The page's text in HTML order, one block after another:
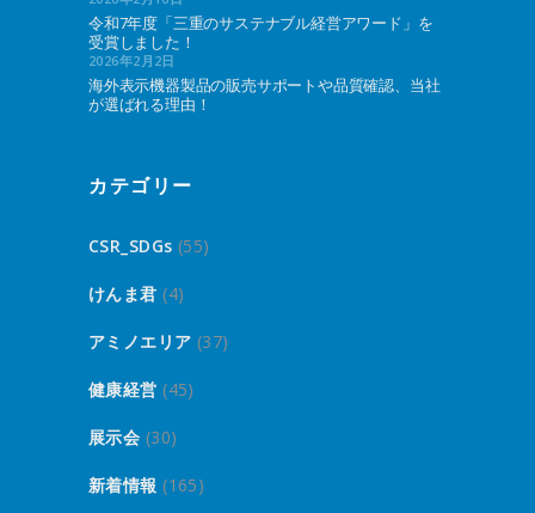
令和7年度「三重のサステナブル経営アワード」を
受賞しました！
2026年2月2日
海外表示機器製品の販売サポートや品質確認、当社
が選ばれる理由！
カテゴリー
CSR_SDGs (55)
けんま君 (4)
アミノエリア (37)
健康経営 (45)
展示会 (30)
新着情報 (165)